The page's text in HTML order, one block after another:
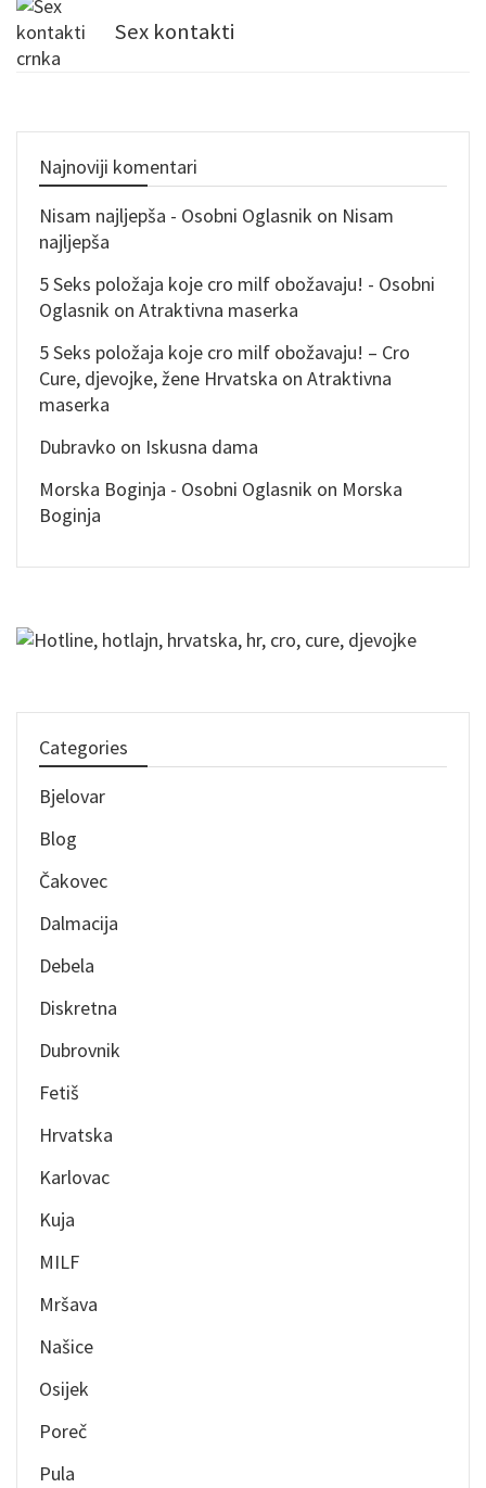
Sex kontakti
Najnoviji komentari
Nisam najljepša - Osobni Oglasnik on Nisam
najljepša
5 Seks položaja koje cro milf obožavaju! - Osobni
Oglasnik on Atraktivna maserka
5 Seks položaja koje cro milf obožavaju! – Cro
Cure, djevojke, žene Hrvatska on Atraktivna
maserka
Dubravko on Iskusna dama
Morska Boginja - Osobni Oglasnik on Morska
Boginja
Categories
Bjelovar
Blog
Čakovec
Dalmacija
Debela
Diskretna
Dubrovnik
Fetiš
Hrvatska
Karlovac
Kuja
MILF
Mršava
Našice
Osijek
Poreč
Pula